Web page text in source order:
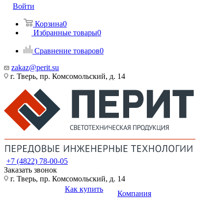
Войти
Корзина0
Избранные товары0
Сравнение товаров0
zakaz@perit.su
г. Тверь, пр. Комсомольский, д. 14
+7 (4822) 78-00-05
Заказать звонок
г. Тверь, пр. Комсомольский, д. 14
Как купить
Компания